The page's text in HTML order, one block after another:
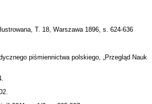
T. 18, Warszawa 1896, s. 624-636
piśmiennictwa polskiego, „Przegląd Nauk